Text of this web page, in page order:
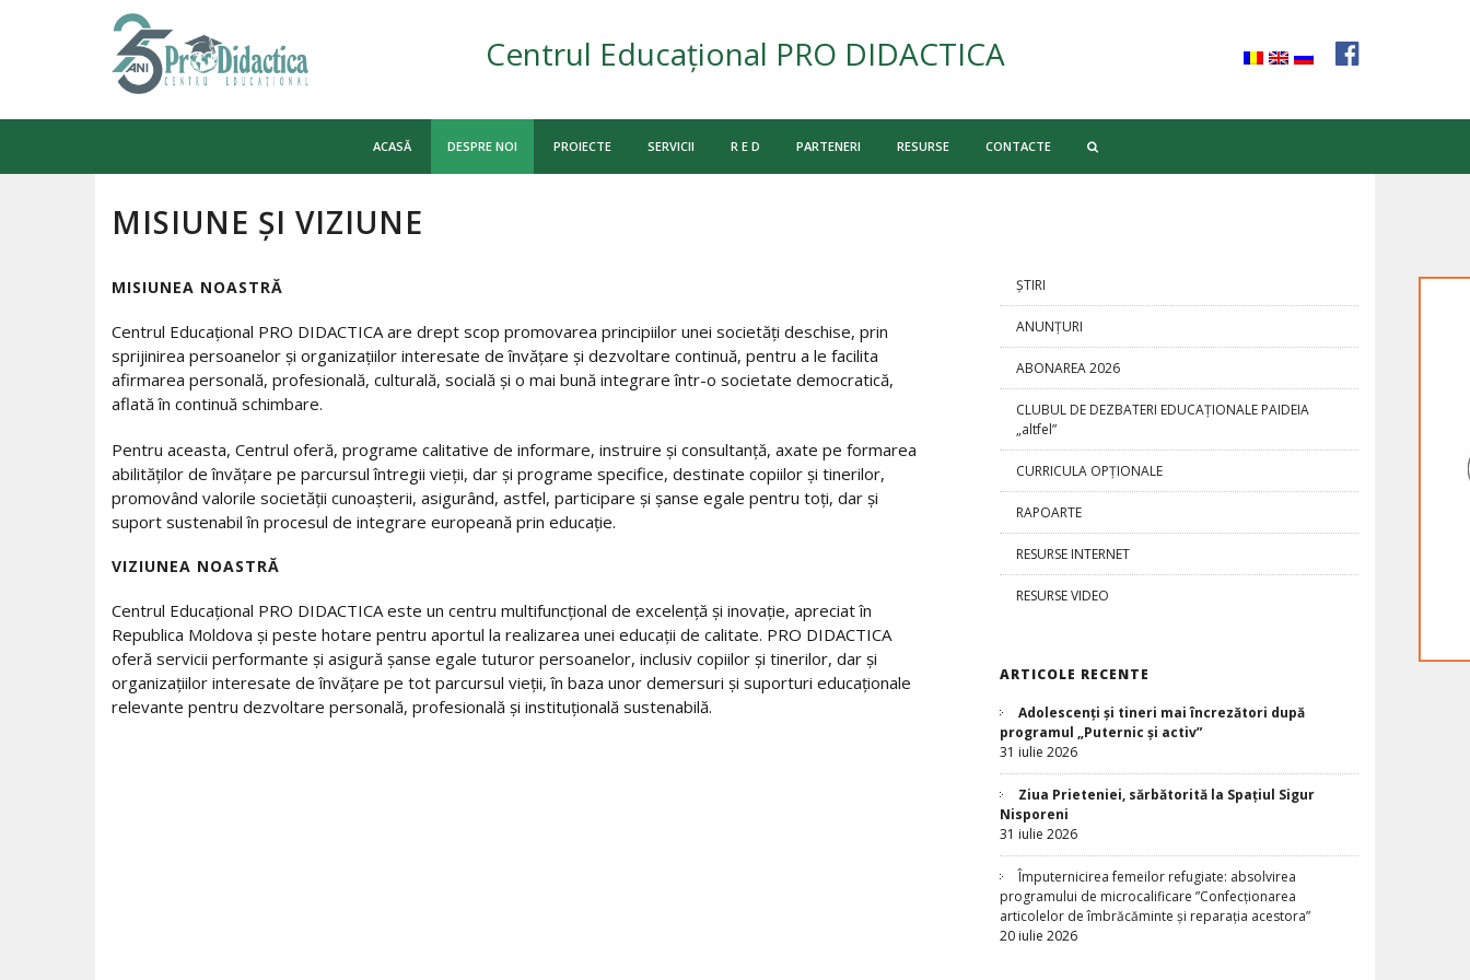
Centrul Educațional PRO DIDACTICA
ACASĂ DESPRE NOI PROIECTE SERVICII R E D PARTENERI RESURSE CONTACTE
MISIUNE ŞI VIZIUNE
MISIUNEA NOASTRĂ
Centrul Educațional PRO DIDACTICA are drept scop promovarea principiilor unei societăți deschise, prin
sprijinirea persoanelor și organizațiilor interesate de învățare și dezvoltare continuă, pentru a le facilita
afirmarea personală, profesională, culturală, socială și o mai bună integrare într-o societate democratică,
aflată în continuă schimbare.
Pentru aceasta, Centrul oferă, programe calitative de informare, instruire și consultanță, axate pe formarea
abilităților de învățare pe parcursul întregii vieții, dar și programe specifice, destinate copiilor și tinerilor,
promovând valorile societății cunoașterii, asigurând, astfel, participare și șanse egale pentru toți, dar și
suport sustenabil în procesul de integrare europeană prin educație.
VIZIUNEA NOASTRĂ
Centrul Educațional PRO DIDACTICA este un centru multifuncțional de excelență și inovație, apreciat în
Republica Moldova și peste hotare pentru aportul la realizarea unei educații de calitate. PRO DIDACTICA
oferă servicii performante și asigură șanse egale tuturor persoanelor, inclusiv copiilor și tinerilor, dar și
organizațiilor interesate de învățare pe tot parcursul vieții, în baza unor demersuri și suporturi educaționale
relevante pentru dezvoltare personală, profesională și instituțională sustenabilă.
ȘTIRI
ANUNȚURI
ABONAREA 2026
CLUBUL DE DEZBATERI EDUCAȚIONALE PAIDEIA
„altfel”
CURRICULA OPŢIONALE
RAPOARTE
RESURSE INTERNET
RESURSE VIDEO
ARTICOLE RECENTE
Adolescenți și tineri mai încrezători după
programul „Puternic și activ”
31 iulie 2026
Ziua Prieteniei, sărbătorită la Spațiul Sigur
Nisporeni
31 iulie 2026
Împuternicirea femeilor refugiate: absolvirea
programului de microcalificare ”Confecționarea
articolelor de îmbrăcăminte și reparația acestora”
20 iulie 2026